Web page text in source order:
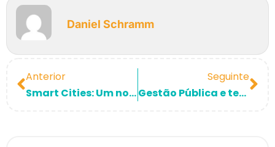
Daniel Schramm
Anterior
Smart Cities: Um novo conceito de cidade!
Seguinte
Gestão Pública e tecnologia na construção de cidades inteligentes!